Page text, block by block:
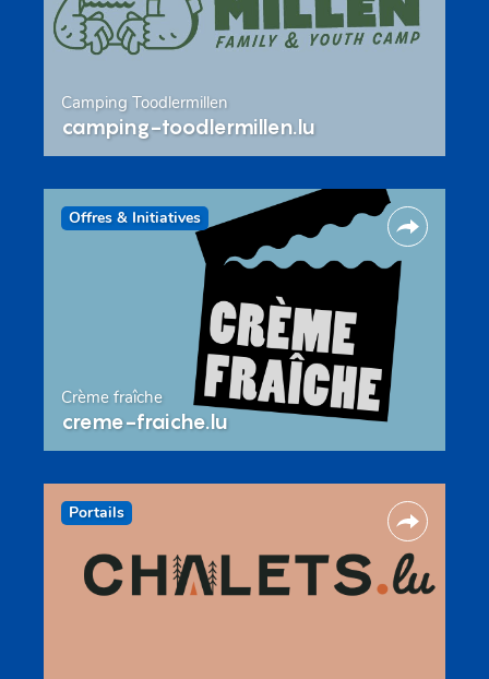
Camping Toodlermillen
camping-toodlermillen.lu
Offres & Initiatives
Crème fraîche
creme-fraiche.lu
Portails